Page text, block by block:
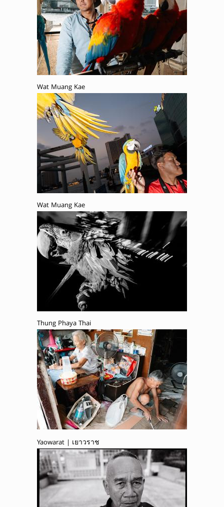
Wat Muang Kae
Wat Muang Kae
Thung Phaya Thai
Yaowarat | เยาวราช